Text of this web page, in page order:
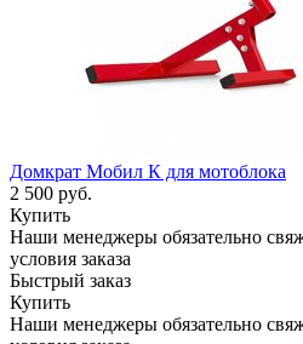
Домкрат Мобил К для мотоблока
2 500 руб.
Купить
Наши менеджеры обязательно
условия заказа
Быстрый заказ
Купить
Наши менеджеры обязательно